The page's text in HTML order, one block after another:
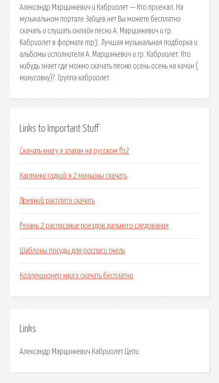
Александр Марцинкевич и Кабриолет — Кто приехал. На
музыкальном портале Зайцев.нет Вы можете бесплатно
скачать и слушать онлайн песни А. Марцинкевич и гр.
Кабриолет в формате mp3. Лучшая музыкальная подборка и
альбомы исполнителя А. Марцинкевич и гр. Кабриолет. Кто
нибудь знает где можно скачать песню осень осень на качин (
минусовку)?. Группа кабриолет.
Links to Important Stuff
Скачать книгу я златан на русском fb2
Картинки гадкий я 2 миньоны скачать
Древний расплата скачать
Рязань 2 расписание поездов дальнего следования
Шаблоны посуды для росписи гжель
Коллекционер книга скачать бесплатно
Links
Александр Марцинкевич Кабриолет Цепи